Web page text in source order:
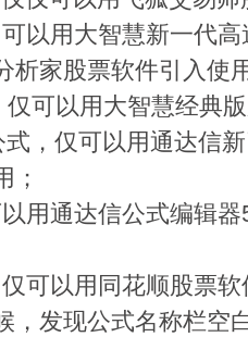
以用大智慧新一代
析家股票软件引入使
可以用大智慧经典
，仅可以用通达信
；
用通达信公式编辑
可以用同花顺股票
，发现公式名称栏空